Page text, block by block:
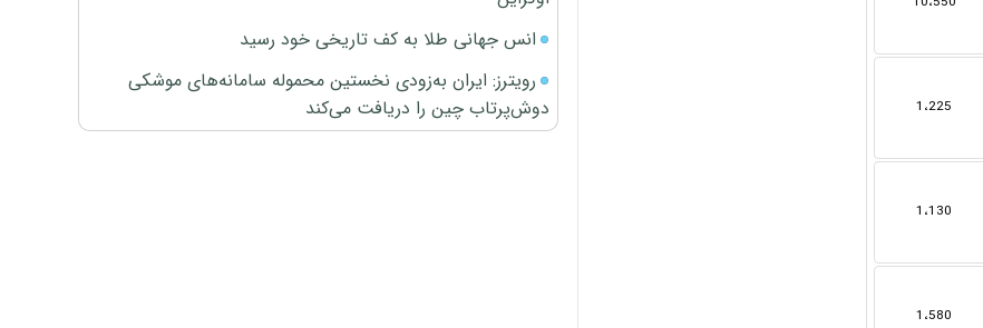
1،225
1،130
1،580
انس جهانی طلا به کف تاریخی خود رسید
رویترز: ایران به‌زودی نخستین محموله سامانه‌های موشکی
دوش‌پرتاب چین را دریافت می‌کند